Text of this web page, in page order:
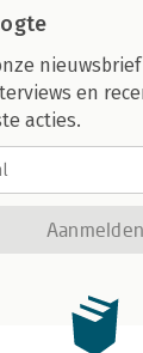
en
acties.
Aanmelden